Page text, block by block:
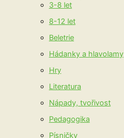
3-8 let
8-12 let
Beletrie
Hádanky a hlavolamy
Hry
Literatura
Nápady, tvořivost
Pedagogika
Písničky